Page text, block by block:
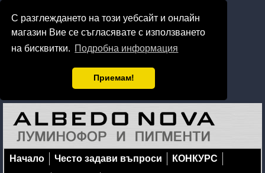
С разглеждането на този уебсайт и онлайн
магазин Вие се съгласявате с използването
на бисквитки. Подробна информация
Приемам!
Начало Често задави въпроси
КОНКУРС